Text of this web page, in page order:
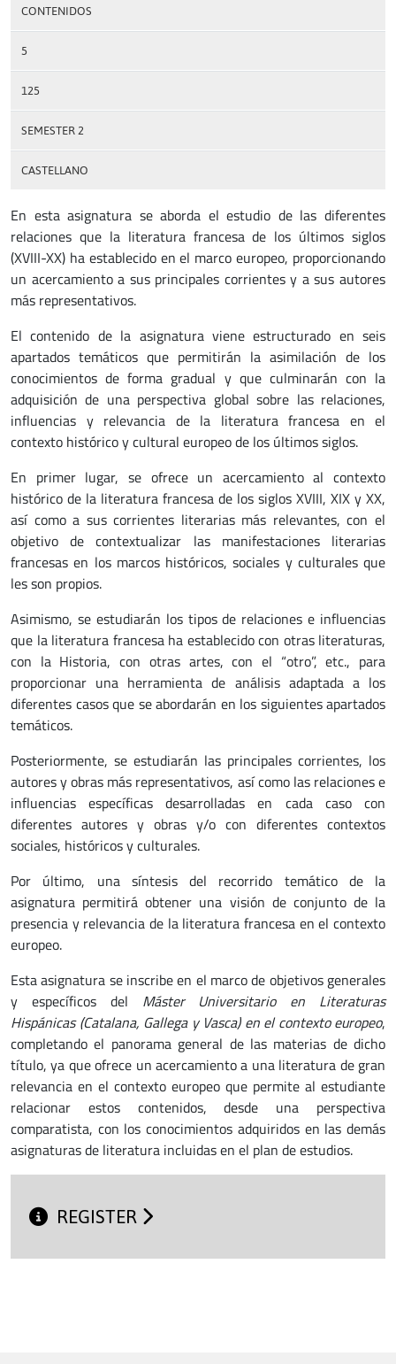
CONTENIDOS
5
125
SEMESTER 2
CASTELLANO
En esta asignatura se aborda el estudio de las diferentes
relaciones que la literatura francesa de los últimos siglos
(XVIII-XX) ha establecido en el marco europeo, proporcionando
un acercamiento a sus principales corrientes y a sus autores
más representativos.
El contenido de la asignatura viene estructurado en seis
apartados temáticos que permitirán la asimilación de los
conocimientos de forma gradual y que culminarán con la
adquisición de una perspectiva global sobre las relaciones,
influencias y relevancia de la literatura francesa en el
contexto histórico y cultural europeo de los últimos siglos.
En primer lugar, se ofrece un acercamiento al contexto
histórico de la literatura francesa de los siglos XVIII, XIX y XX,
así como a sus corrientes literarias más relevantes, con el
objetivo de contextualizar las manifestaciones literarias
francesas en los marcos históricos, sociales y culturales que
les son propios.
Asimismo, se estudiarán los tipos de relaciones e influencias
que la literatura francesa ha establecido con otras literaturas,
con la Historia, con otras artes, con el “otro”, etc., para
proporcionar una herramienta de análisis adaptada a los
diferentes casos que se abordarán en los siguientes apartados
temáticos.
Posteriormente, se estudiarán las principales corrientes, los
autores y obras más representativos, así como las relaciones e
influencias específicas desarrolladas en cada caso con
diferentes autores y obras y/o con diferentes contextos
sociales, históricos y culturales.
Por último, una síntesis del recorrido temático de la
asignatura permitirá obtener una visión de conjunto de la
presencia y relevancia de la literatura francesa en el contexto
europeo.
Esta asignatura se inscribe en el marco de objetivos generales
y específicos del Máster Universitario en Literaturas
Hispánicas (Catalana, Gallega y Vasca) en el contexto europeo,
completando el panorama general de las materias de dicho
título, ya que ofrece un acercamiento a una literatura de gran
relevancia en el contexto europeo que permite al estudiante
relacionar estos contenidos, desde una perspectiva
comparatista, con los conocimientos adquiridos en las demás
asignaturas de literatura incluidas en el plan de estudios.
REGISTER